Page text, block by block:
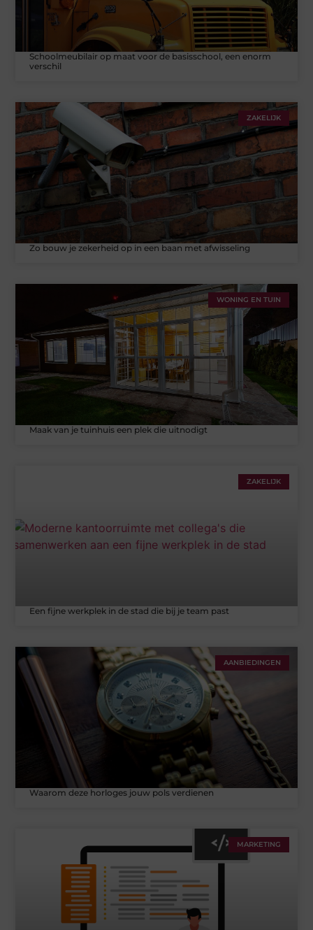
Schoolmeubilair op maat voor de basisschool, een enorm
verschil
ZAKELIJK
Zo bouw je zekerheid op in een baan met afwisseling
WONING EN TUIN
Maak van je tuinhuis een plek die uitnodigt
ZAKELIJK
Een fijne werkplek in de stad die bij je team past
AANBIEDINGEN
Waarom deze horloges jouw pols verdienen
MARKETING